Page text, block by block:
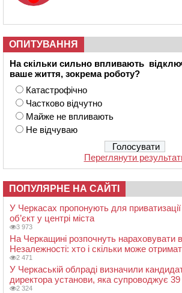
ОПИТУВАННЯ
На скільки сильно впливають
ваше життя, зокрема роботу?
Катастрофічно
Частково відчутно
Майже не впливають
Не відчуваю
Переглянути
ПОПУЛЯРНЕ НА САЙТІ
У Черкасах пропонують для
об’єкт у центрі міста
3 973
На Черкащині розпочнуть нараховувати
Незалежності: хто і скільки може
2 471
У Черкаській облраді визначили
директора установи, яка супроводжує 39
2 324